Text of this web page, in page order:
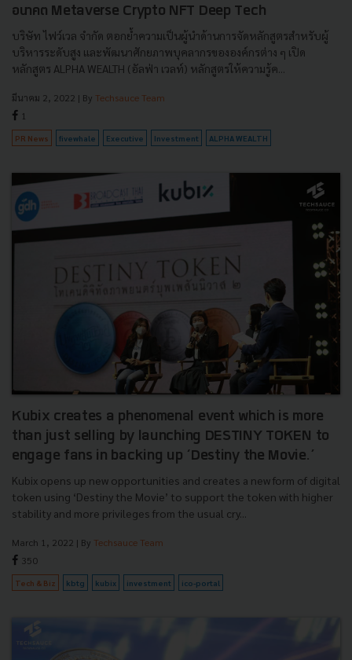
อนาคต Metaverse Crypto NFT Deep Tech
บริษัท ไฟว์เวล จำกัด ตอกย้ำความเป็นผู้นำด้านการจัดหลักสูตรสำหรับผู้
บริหารระดับสูง และพัฒนาศักยภาพบุคลากรขององค์กรต่าง ๆ เปิด
หลักสูตร ALPHA WEALTH (อัลฟ่า เวลท์) หลักสูตรให้ความรู้ค...
มีนาคม 2, 2022 | By Techsauce Team
1
PR News fivewhale Executive Investment ALPHA WEALTH
Kubix creates a phenomenal event which is more
than just selling by launching DESTINY TOKEN to
engage fans in backing up ‘Destiny the Movie.’
Kubix opens up new opportunities and creates a new form of digital
token using ‘Destiny the Movie’ to support the token with higher
stability and more privileges from the usual cry...
March 1, 2022 | By Techsauce Team
350
Tech & Biz kbtg kubix investment ico-portal